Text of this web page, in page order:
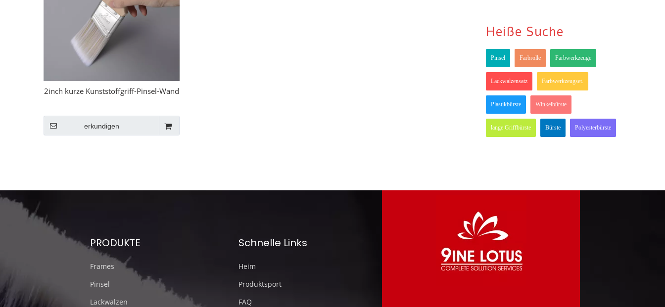
2inch kurze Kunststoffgriff-Pinsel-Wand
erkundigen
Heiße Suche
Pinsel Farbrolle Farbwerkzeuge
Lackwalzensatz Farbwerkzeugset.
Plastikbürste Winkelbürste
lange Griffbürste Bürste Polyesterbürste
PRODUKTE
Frames
Pinsel
Lackwalzen
Schnelle Links
Heim
Produktsport
FAQ